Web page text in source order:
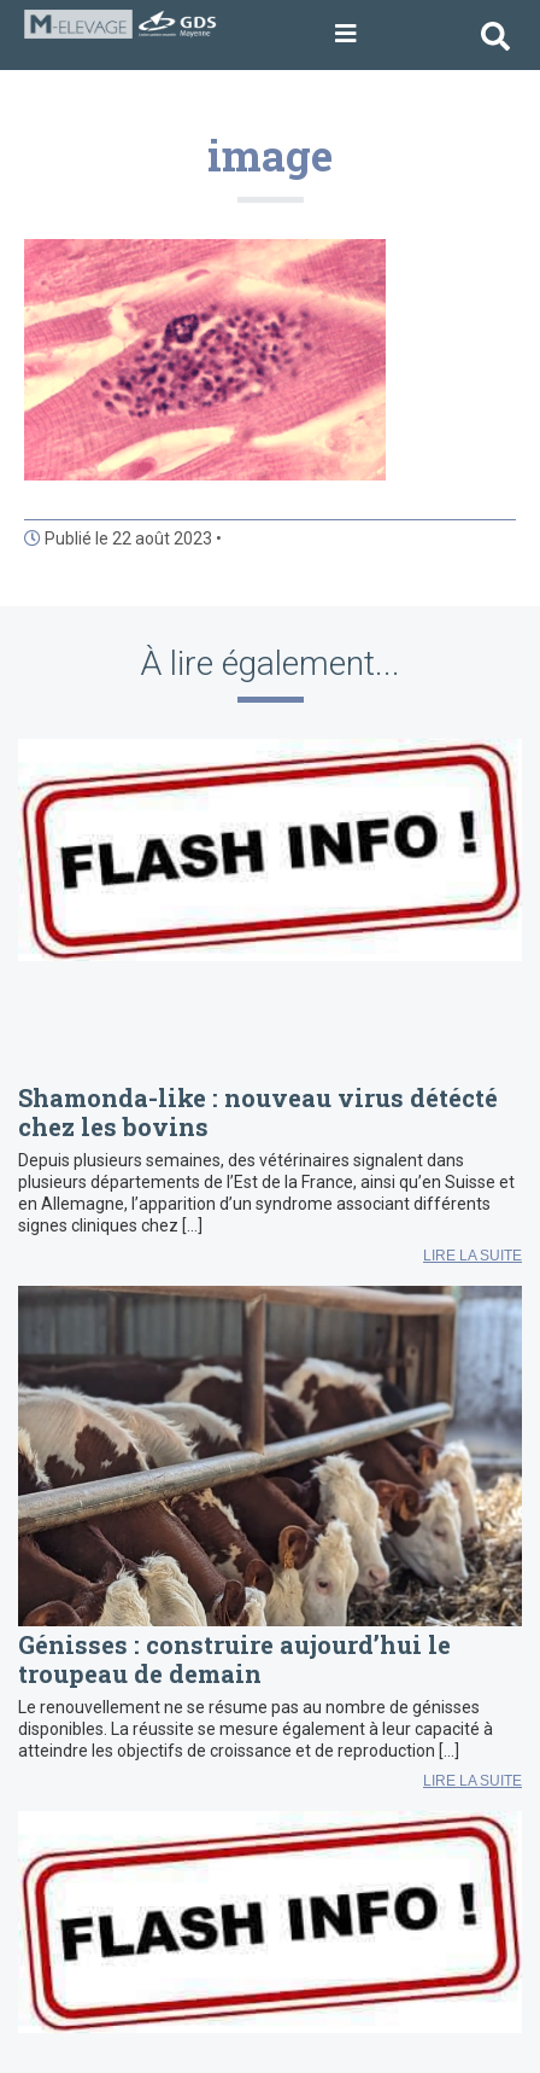
image
Publié le 22 août 2023 •
À lire également...
Shamonda-like : nouveau virus détécté
chez les bovins
Depuis plusieurs semaines, des vétérinaires signalent dans
plusieurs départements de l’Est de la France, ainsi qu’en Suisse et
en Allemagne, l’apparition d’un syndrome associant différents
signes cliniques chez […]
LIRE LA SUITE
Génisses : construire aujourd’hui le
troupeau de demain
Le renouvellement ne se résume pas au nombre de génisses
disponibles. La réussite se mesure également à leur capacité à
atteindre les objectifs de croissance et de reproduction […]
LIRE LA SUITE